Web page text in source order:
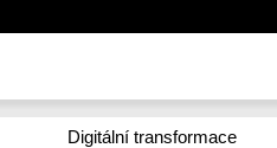
Digitální transformace